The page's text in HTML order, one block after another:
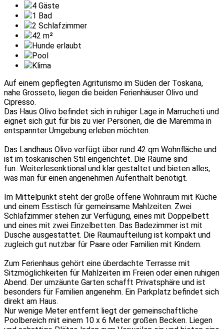
4 Gäste
1 Bad
2 Schlafzimmer
42 m²
Hunde erlaubt
Pool
Klima
Auf einem gepflegten Agriturismo im Süden der Toskana,
nahe Grosseto, liegen die beiden Ferienhäuser Olivo und
Cipresso.
Das Haus Olivo befindet sich in ruhiger Lage in Marrucheti und
eignet sich gut für bis zu vier Personen, die die Maremma in
entspannter Umgebung erleben möchten.
Das Landhaus Olivo verfügt über rund 42 qm Wohnfläche und
ist im toskanischen Stil eingerichtet. Die Räume sind
fun...Weiterlesenktional und klar gestaltet und bieten alles,
was man für einen angenehmen Aufenthalt benötigt.
Im Mittelpunkt steht der große offene Wohnraum mit Küche
und einem Esstisch für gemeinsame Mahlzeiten. Zwei
Schlafzimmer stehen zur Verfügung, eines mit Doppelbett
und eines mit zwei Einzelbetten. Das Badezimmer ist mit
Dusche ausgestattet. Die Raumaufteilung ist kompakt und
zugleich gut nutzbar für Paare oder Familien mit Kindern.
Zum Ferienhaus gehört eine überdachte Terrasse mit
Sitzmöglichkeiten für Mahlzeiten im Freien oder einen ruhigen
Abend. Der umzäunte Garten schafft Privatsphäre und ist
besonders für Familien angenehm. Ein Parkplatz befindet sich
direkt am Haus.
Nur wenige Meter entfernt liegt der gemeinschaftliche
Poolbereich mit einem 10 x 6 Meter großen Becken. Liegen